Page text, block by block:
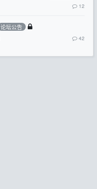
12
论坛公告
42